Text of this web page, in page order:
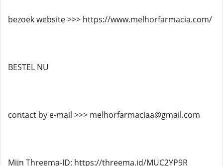
bezoek website >>> https://www.melhorfarmacia.com/
BESTEL NU
contact by e-mail >>> melhorfarmaciaa@gmail.com
Mijn Threema-ID: https://threema.id/MUC2YP9R